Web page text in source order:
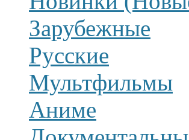
Зарубежные
Русские
Мультфильмы
Аниме